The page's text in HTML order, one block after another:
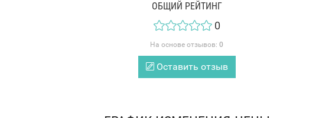
ОБЩИЙ РЕЙТИНГ
0
На основе отзывов: 0
Оставить отзыв